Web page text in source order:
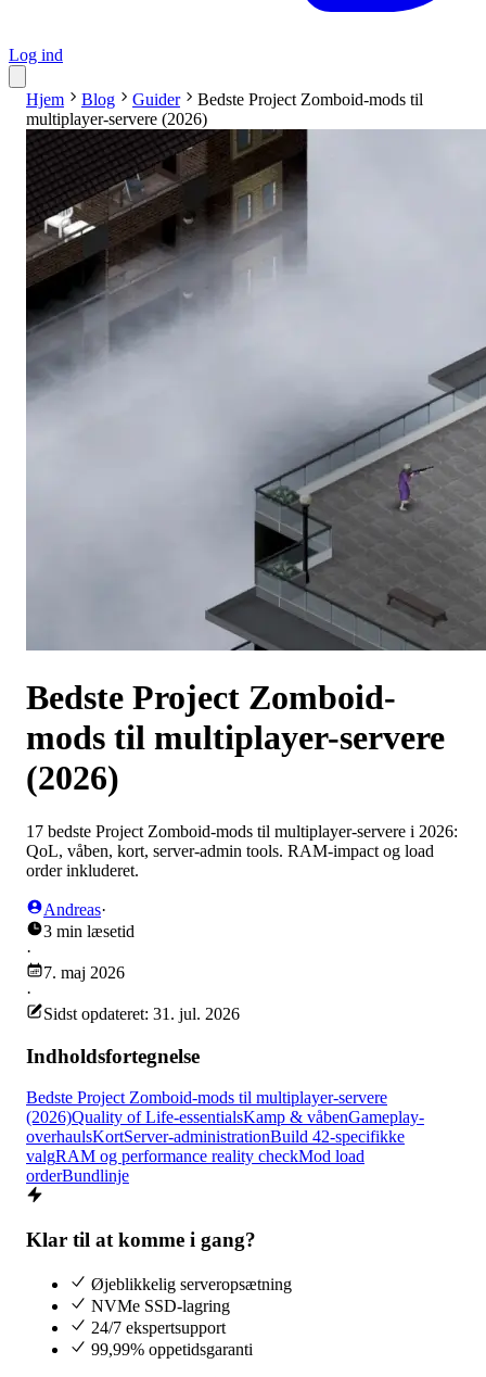
Log ind
Hjem Blog Guider
Bedste Project Zomboid-mods til
multiplayer-servere (2026)
Bedste Project Zomboid-
mods til multiplayer-servere
(2026)
17 bedste Project Zomboid-mods til multiplayer-servere i 2026:
QoL, våben, kort, server-admin tools. RAM-impact og load
order inkluderet.
Andreas·
3 min læsetid
·
7. maj 2026
·
Sidst opdateret: 31. jul. 2026
Indholdsfortegnelse
Bedste Project Zomboid-mods til multiplayer-servere
(2026)Quality of Life-essentialsKamp & våbenGameplay-
overhaulsKortServer-administrationBuild 42-specifikke
valgRAM og performance reality checkMod load
orderBundlinje
Klar til at komme i gang?
Øjeblikkelig serveropsætning
NVMe SSD-lagring
24/7 ekspertsupport
99,99% oppetidsgaranti